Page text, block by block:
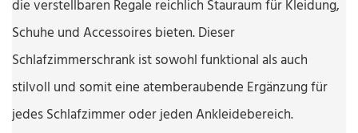
die verstellbaren Regale reichlich Stauraum für Kleidung,
Schuhe und Accessoires bieten. Dieser
Schlafzimmerschrank ist sowohl funktional als auch
stilvoll und somit eine atemberaubende Ergänzung für
jedes Schlafzimmer oder jeden Ankleidebereich.